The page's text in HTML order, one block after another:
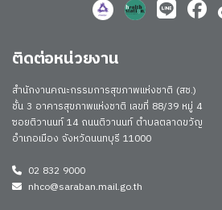
ติดต่อหน่วยงาน
สำนักงานคณะกรรมการสุขภาพแห่งชาติ (สช.)
ชั้น 3 อาคารสุขภาพแห่งชาติ เลขที่ 88/39 หมู่ 4
ซอยติวานนท์ 14 ถนนติวานนท์ ตำบลตลาดขวัญ
อำเภอเมือง จังหวัดนนทบุรี 11000
02 832 9000
nhco@saraban.mail.go.th